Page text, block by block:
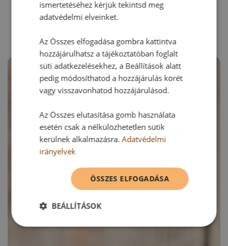
RECEPTAJÁNLÓ
ismertetéséhez kérjük tekintsd meg
adatvédelmi elveinket.
Az Összes elfogadása gombra kattintva
hozzájárulhatsz a tájékoztatóban foglalt
süti adatkezelésekhez, a Beállítások alatt
pedig módosíthatod a hozzájárulás körét
vagy visszavonhatod hozzájárulásod.
Az Összes elutasítása gomb használata
esetén csak a nélkülözhetetlen sütik
kerülnek alkalmazásra.Adatvédelmi
irányelvek
ÖSSZES ELFOGADÁSA
BEÁLLÍTÁSOK